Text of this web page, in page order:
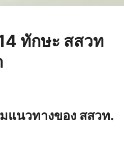
ทักษะ สสวท
แนวทางของ สสวท.